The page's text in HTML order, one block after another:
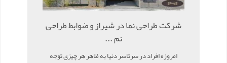
شرکت طراحی نما در شیراز و ضوابط طراحی
نم ...
امروزه افراد در سرتاسر دنیا به ظاهر هر چیزی توجه